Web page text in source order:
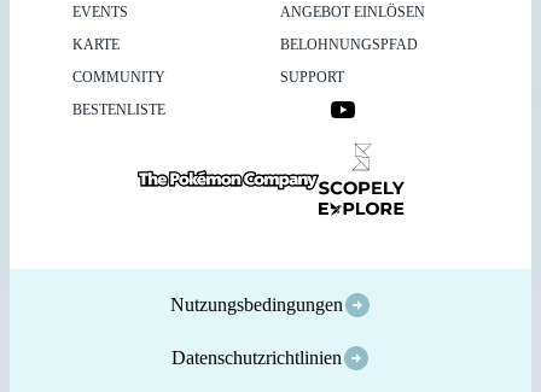
EVENTS
KARTE
COMMUNITY
BESTENLISTE
ANGEBOT EINLÖSEN
BELOHNUNGSPFAD
SUPPORT
Nutzungsbedingungen
Datenschutzrichtlinien